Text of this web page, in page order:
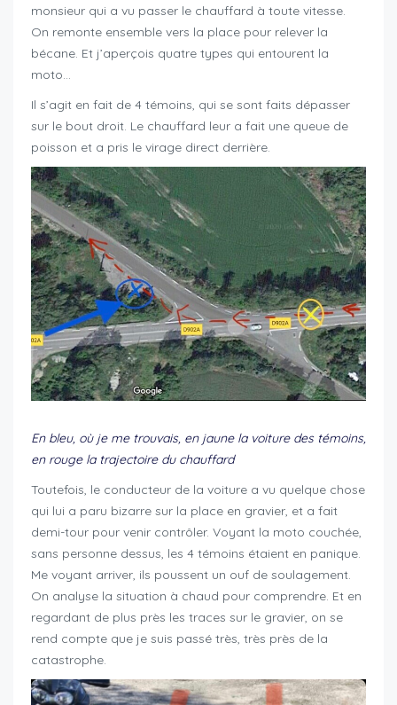
monsieur qui a vu passer le chauffard à toute vitesse.
On remonte ensemble vers la place pour relever la
bécane. Et j’aperçois quatre types qui entourent la
moto…
Il s’agit en fait de 4 témoins, qui se sont faits dépasser
sur le bout droit. Le chauffard leur a fait une queue de
poisson et a pris le virage direct derrière.
En bleu, où je me trouvais, en jaune la voiture des témoins,
en rouge la trajectoire du chauffard
Toutefois, le conducteur de la voiture a vu quelque chose
qui lui a paru bizarre sur la place en gravier, et a fait
demi-tour pour venir contrôler. Voyant la moto couchée,
sans personne dessus, les 4 témoins étaient en panique.
Me voyant arriver, ils poussent un ouf de soulagement.
On analyse la situation à chaud pour comprendre. Et en
regardant de plus près les traces sur le gravier, on se
rend compte que je suis passé très, très près de la
catastrophe.